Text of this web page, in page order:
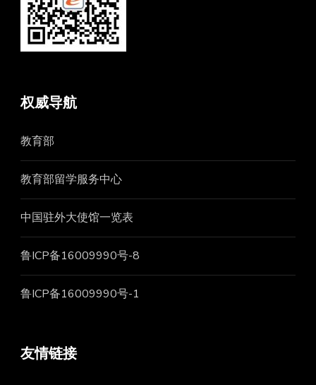
权威导航
教育部
教育部留学服务中心
中国驻外大使馆一览表
鲁ICP备16009990号-8
鲁ICP备16009990号-1
友情链接